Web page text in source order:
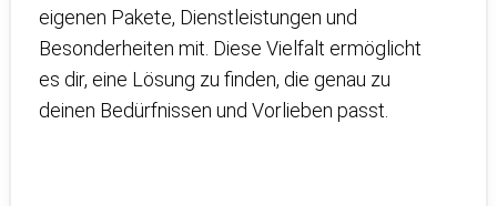
eigenen Pakete, Dienstleistungen und
Besonderheiten mit. Diese Vielfalt ermöglicht
es dir, eine Lösung zu finden, die genau zu
deinen Bedürfnissen und Vorlieben passt.